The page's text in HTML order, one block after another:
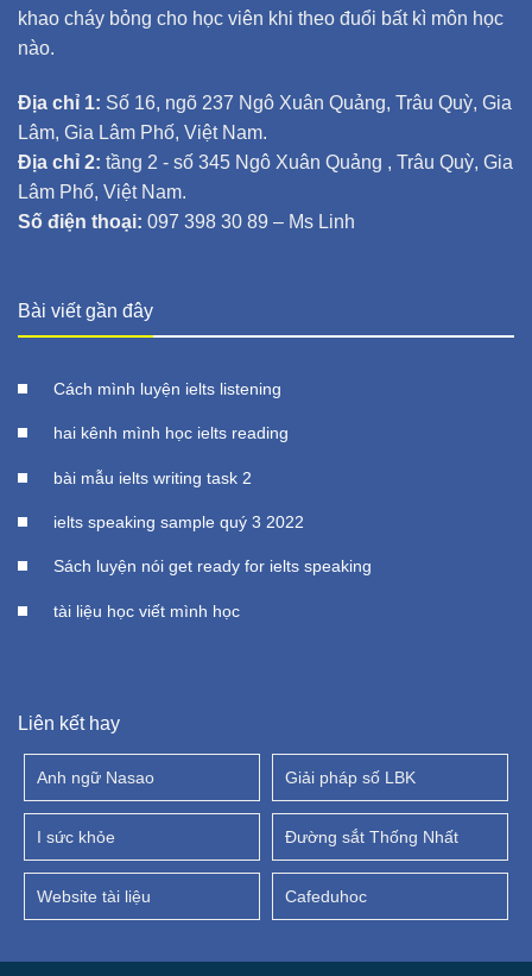
khao cháy bỏng cho học viên khi theo đuổi bất kì môn học
nào.
Địa chỉ 1: Số 16, ngõ 237 Ngô Xuân Quảng, Trâu Quỳ, Gia
Lâm, Gia Lâm Phố, Việt Nam.
Địa chỉ 2: tầng 2 - số 345 Ngô Xuân Quảng , Trâu Quỳ, Gia
Lâm Phố, Việt Nam.
Số điện thoại: 097 398 30 89 – Ms Linh
Bài viết gần đây
Cách mình luyện ielts listening
hai kênh mình học ielts reading
bài mẫu ielts writing task 2
ielts speaking sample quý 3 2022
Sách luyện nói get ready for ielts speaking
tài liệu học viết mình học
Liên kết hay
Anh ngữ Nasao Giải pháp số LBK
I sức khỏe Đường sắt Thống Nhất
Website tài liệu Cafeduhoc